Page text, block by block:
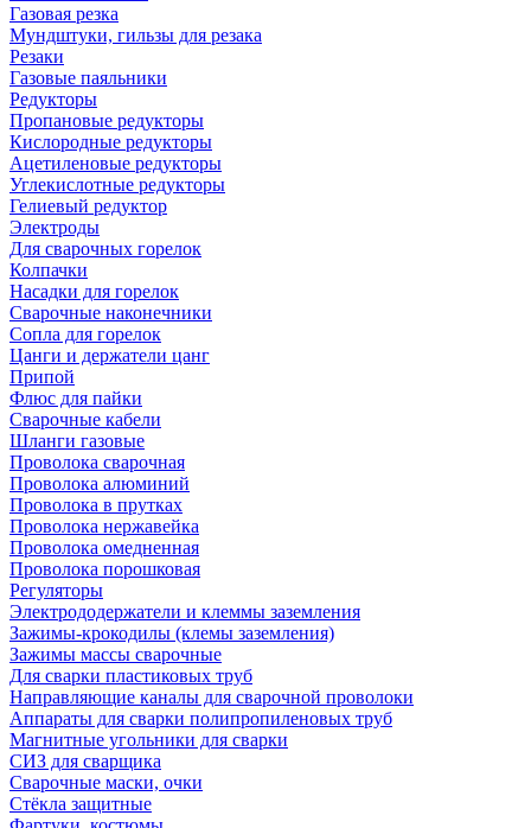
Газовая резка
Мундштуки, гильзы для резака
Резаки
Газовые паяльники
Редукторы
Пропановые редукторы
Кислородные редукторы
Ацетиленовые редукторы
Углекислотные редукторы
Гелиевый редуктор
Электроды
Для сварочных горелок
Колпачки
Насадки для горелок
Сварочные наконечники
Сопла для горелок
Цанги и держатели цанг
Припой
Флюс для пайки
Сварочные кабели
Шланги газовые
Проволока сварочная
Проволока алюминий
Проволока в прутках
Проволока нержавейка
Проволока омедненная
Проволока порошковая
Регуляторы
Электрододержатели и клеммы заземления
Зажимы-крокодилы (клемы заземления)
Зажимы массы сварочные
Для сварки пластиковых труб
Направляющие каналы для сварочной проволоки
Аппараты для сварки полипропиленовых труб
Магнитные угольники для сварки
СИЗ для сварщика
Сварочные маски, очки
Стёкла защитные